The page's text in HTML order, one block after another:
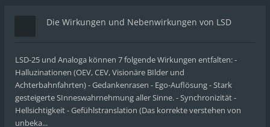
Die Wirkungen und Nebenwirkungen von LSD
LSD-25 und Analoga können 7 folgende Wirkungen entfalten: -
Halluzinationen (OEV, CEV, Visionäre BIlder und
Achterbahnfahrten) - Gedankenrasen - Ego-Auflösung - Stark
gesteigerte SInneswahrnehmung aller Sinne. - Synchronizität -
Hellsichtigkeit - Gefühlstranslation (Das korrekte verstehen von
unbeka...